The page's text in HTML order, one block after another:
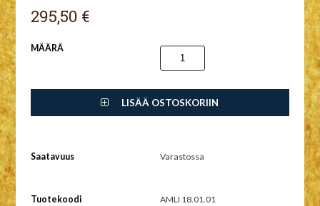
295,50 €
MÄÄRÄ
LISÄÄ OSTOSKORIIN
Saatavuus Varastossa
Tuotekoodi AMLI 18.01.01